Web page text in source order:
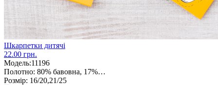
Шкарпетки дитячі
22.00 грн.
Модель:11196
Полотно: 80% бавовна, 17%…
Розмір: 16/20,21/25